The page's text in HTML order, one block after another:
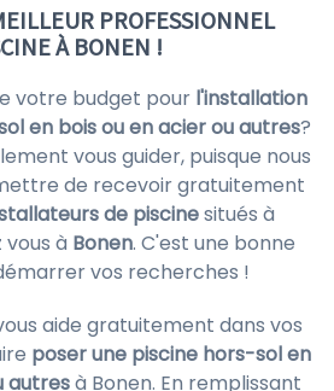
PROFESSIONNEL
À BONEN !
votre budget pour l'installation
en bois ou en acier ou autres?
vous guider, puisque nous
de recevoir gratuitement
de piscinesitués à
à Bonen. C'est une bonne
vos recherches !
aide gratuitement dans vos
poser une piscine hors-sol en
autresà Bonen. En remplissant